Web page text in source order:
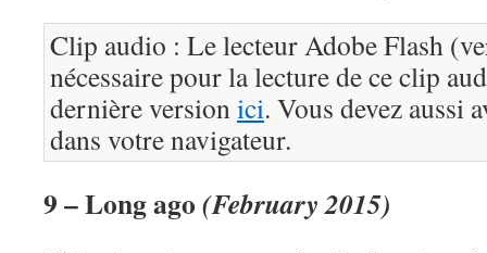
Clip audio : Le lecteur Adobe Flash
nécessaire pour la lecture de ce clip
dernière versionici. Vous devez aussi
dans votre navigateur.
9 – Long ago(February 2015)